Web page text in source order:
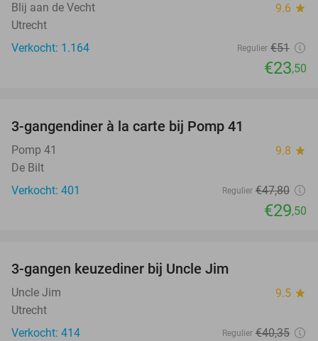
Blij aan de Vecht 9.6 star
Utrecht
Verkocht: 1.164
Regulier €51
€23,50
3-gangendiner à la carte bij Pomp 41
Pomp 41 9.8 star
De Bilt
Verkocht: 401
Regulier €47,80
€29,50
3-gangen keuzediner bij Uncle Jim
Uncle Jim 9.5 star
Utrecht
Verkocht: 414
Regulier €40,35